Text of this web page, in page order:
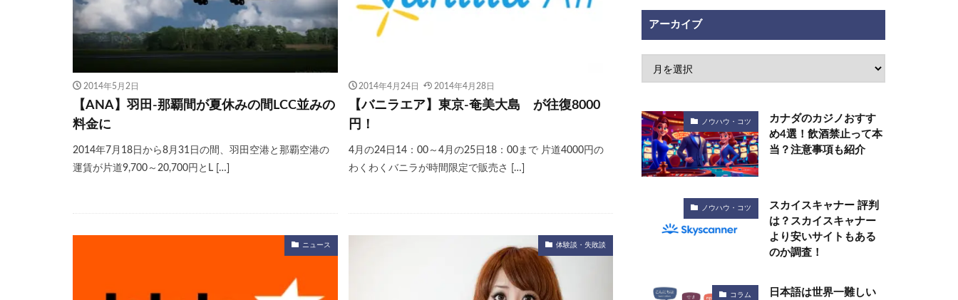
2014年5月2日
【ANA】羽田-那覇間が夏休みの間LCC並みの
料金に
2014年7月18日から8月31日の間、羽田空港と那覇空港の
運賃が片道9,700～20,700円とL […]
2014年4月24日 2014年4月28日
【バニラエア】東京-奄美大島 が往復8000
円！
4月の24日14：00～4月の25日18：00まで 片道4000円の
わくわくバニラが時間限定で販売さ […]
ニュース 体験談・失敗談
アーカイブ
ノウハウ・コツ
カナダのカジノおすす
め4選！飲酒禁止って本
当？注意事項も紹介
ノウハウ・コツ
スカイスキャナー 評判
は？スカイスキャナー
より安いサイトもある
のか調査！
コラム
日本語は世界一難しい